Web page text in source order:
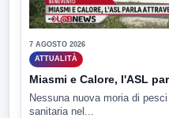
7 AGOSTO 2026
ATTUALITÀ
Miasmi e Calore, l'ASL
Nessuna nuova moria di
sanitaria nel...